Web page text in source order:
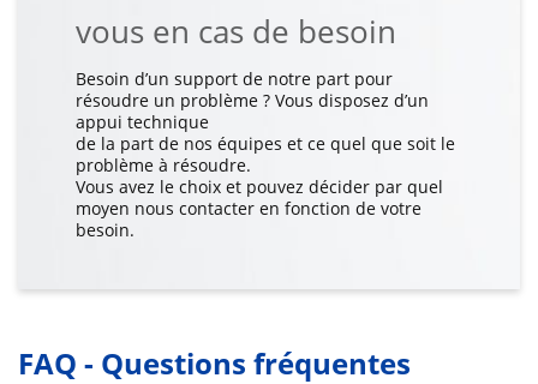
vous en cas de besoin
Besoin d’un support de notre part pour
résoudre un problème ? Vous disposez d’un
appui technique
de la part de nos équipes et ce quel que soit le
problème à résoudre.
Vous avez le choix et pouvez décider par quel
moyen nous contacter en fonction de votre
besoin.
FAQ - Questions fréquentes